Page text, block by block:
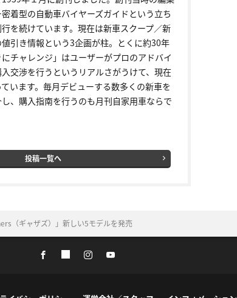
着型の自動車バイヤーズガイドという立ち
を続けています。現在は新車スクープ／新
引き情報という3企画が柱。とくに約30年
チャレンジ」はユーザーがプロのアドバイ
交渉を行うというリアルさがうけて、現在
います。毎月デビューする数多くの新車を
、購入指南を行うのも月刊自家用車ならで
投稿一覧へ
（ギャザズ）」新しい5モデルを発売